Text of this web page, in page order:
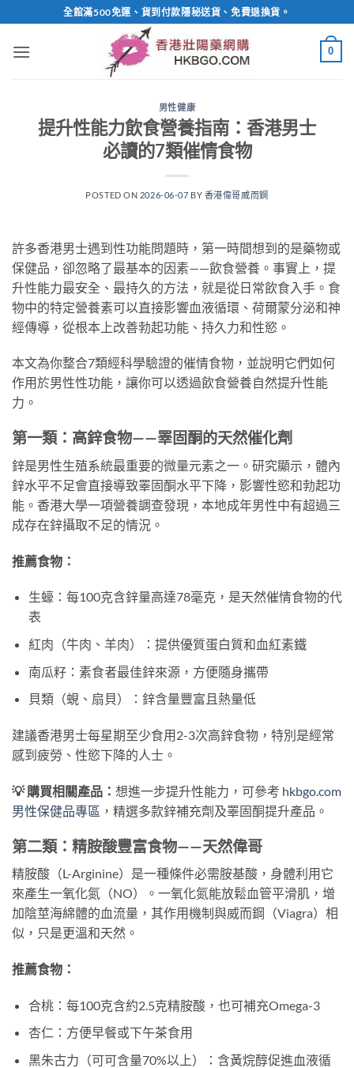
to
content
全館滿500免運、貨到付款隱秘送貨、免費退換貨。
0
男性健康
提升性能力飲食營養指南：香港男士
必讀的7類催情食物
POSTED ON 2026-06-07 BY 香港偉哥威而鋼
許多香港男士遇到性功能問題時，第一時間想到的是藥物或
保健品，卻忽略了最基本的因素——飲食營養。事實上，提
升性能力最安全、最持久的方法，就是從日常飲食入手。食
物中的特定營養素可以直接影響血液循環、荷爾蒙分泌和神
經傳導，從根本上改善勃起功能、持久力和性慾。
本文為你整合7類經科學驗證的催情食物，並說明它們如何
作用於男性性功能，讓你可以透過飲食營養自然提升性能
力。
第一類：高鋅食物——睪固酮的天然催化劑
鋅是男性生殖系統最重要的微量元素之一。研究顯示，體內
鋅水平不足會直接導致睪固酮水平下降，影響性慾和勃起功
能。香港大學一項營養調查發現，本地成年男性中有超過三
成存在鋅攝取不足的情況。
推薦食物：
生蠔：每100克含鋅量高達78毫克，是天然催情食物的代
表
紅肉（牛肉、羊肉）：提供優質蛋白質和血紅素鐵
南瓜籽：素食者最佳鋅來源，方便隨身攜帶
貝類（蜆、扇貝）：鋅含量豐富且熱量低
建議香港男士每星期至少食用2-3次高鋅食物，特別是經常
感到疲勞、性慾下降的人士。
💡 購買相關產品： 想進一步提升性能力，可參考 hkbgo.com
男性保健品專區 ，精選多款鋅補充劑及睪固酮提升產品。
第二類：精胺酸豐富食物——天然偉哥
精胺酸（L-Arginine）是一種條件必需胺基酸，身體利用它
來產生一氧化氮（NO）。一氧化氮能放鬆血管平滑肌，增
加陰莖海綿體的血流量，其作用機制與威而鋼（Viagra）相
似，只是更溫和天然。
推薦食物：
合桃：每100克含約2.5克精胺酸，也可補充Omega-3
杏仁：方便早餐或下午茶食用
黑朱古力（可可含量70%以上）：含黃烷醇促進血液循